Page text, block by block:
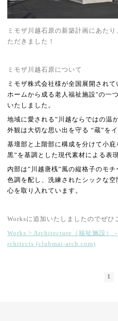
ミモザ川越石原の新築計画にあたり
ただきました！
ミモザ川越石原について
ミモザ株式会社様が全国展開され
ホームから成る老人福祉施設"の一
いたしました。
地域に愛される” 川越ならではの温
外観は大切な思い出を守る “蔵”をイ
基壇部と上階部に構成を分けて小
黒” を基調とした現代素材による表
内部は” 川越唐桟” 風の縦格子のモ
色調を配し、洗練されたシックな
心を取り入れています。
Worksに追加いたしましたのでぜひ
Works > Architecture（福祉施設）
rchitects (clubmai-arch.com)
1